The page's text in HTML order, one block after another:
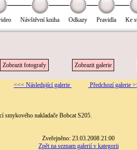
Návštěvní kniha Odkazy Pravidla Ke
Zobrazit fotografy Zobrazit galerie
<<< Následující galerie
Předchozí galerie
smykového nakladače Bobcat S205.
Zveřejněno: 23.03.2008 21:00
Zpět na seznam galerií v kategorii